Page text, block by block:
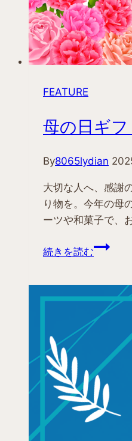
FEATURE
母の日ギフ
By8065lydian
大切な人へ、感謝
り物を。今年の母
ーツや和菓子で、
続きを読む母
ギ
フ
ト
集
🎁
💐